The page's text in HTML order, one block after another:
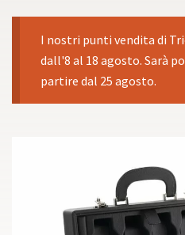
I nostri punti vendita di
dall'8 al 18 agosto. Sarà
partire dal 25 agosto.